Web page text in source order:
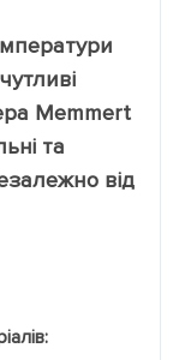
Memmert
та
від